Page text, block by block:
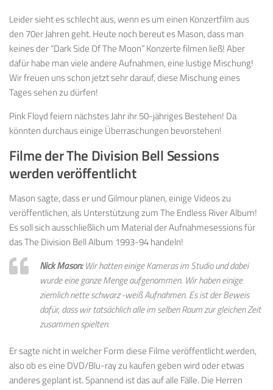
Leider sieht es schlecht aus, wenn es um einen Konzertfilm aus
den 70er Jahren geht. Heute noch bereut es Mason, dass man
keines der “Dark Side Of The Moon” Konzerte filmen ließ! Aber
dafür habe man viele andere Aufnahmen, eine lustige Mischung!
Wir freuen uns schon jetzt sehr darauf, diese Mischung eines
Tages sehen zu dürfen!
Pink Floyd feiern nächstes Jahr ihr 50-jähriges Bestehen! Da
könnten durchaus einige Überraschungen bevorstehen!
Filme der The Division Bell Sessions
werden veröffentlicht
Mason sagte, dass er und Gilmour planen, einige Videos zu
veröffentlichen, als Unterstützung zum The Endless River Album!
Es soll sich ausschließlich um Material der Aufnahmesessions für
das The Division Bell Album 1993-94 handeln!
Nick Mason:Wir hatten einige Kameras im Studio und dabei
wurde eine ganze Menge aufgenommen. Wir haben einige
ziemlich nette schwarz -weiß Aufnahmen. Es ist der Beweis
dafür, dass wir tatsächlich alle im selben Raum zur gleichen Zeit
zusammen spielten.
Er sagte nicht in welcher Form diese Filme veröffentlicht werden,
also ob es eine DVD/Blu-ray zu kaufen geben wird oder etwas
anderes geplant ist. Spannend ist das auf alle Fälle. Die Herren